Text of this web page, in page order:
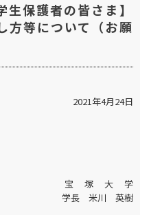
生保護者の皆さま】
方等について（お願
2021年4月24日
宝 塚 大 学
学長 米川 英樹